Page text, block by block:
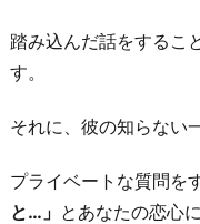
踏み込んだ話をするこ
す。
それに、彼の知らない
プライベートな質問を
と…」 とあなたの恋心